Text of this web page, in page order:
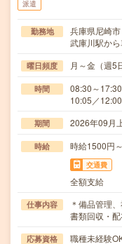
派遣
勤務地
兵庫県尼崎市
武庫川駅か
曜日頻度 月～金（週5
時間
08:30～
10:05／
期間 2026年09月
時給 時給1500円
交通費
全額支給
仕事内容
＊備品管理
書類回収・
応募資格
職種未経験